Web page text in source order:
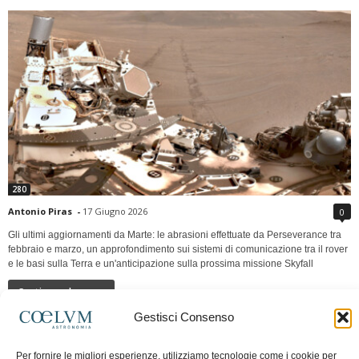
Gestisci Consenso
Per fornire le migliori esperienze, utilizziamo tecnologie come i cookie per
280
Antonio Piras - 17 Giugno 2026 0
Gli ultimi aggiornamenti da Marte: le abrasioni effettuate da Perseverance tra
febbraio e marzo, un approfondimento sui sistemi di comunicazione tra il rover
e le basi sulla Terra e un'anticipazione sulla prossima missione Skyfall
Continua a leggere